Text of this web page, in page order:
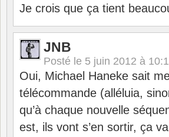
Je crois que ça tient
JNB
Posté le 5 juin 2012 à
Oui, Michael Haneke sait
télécommande (alléluia,
qu’à chaque nouvelle
est, ils vont s’en sortir, ça